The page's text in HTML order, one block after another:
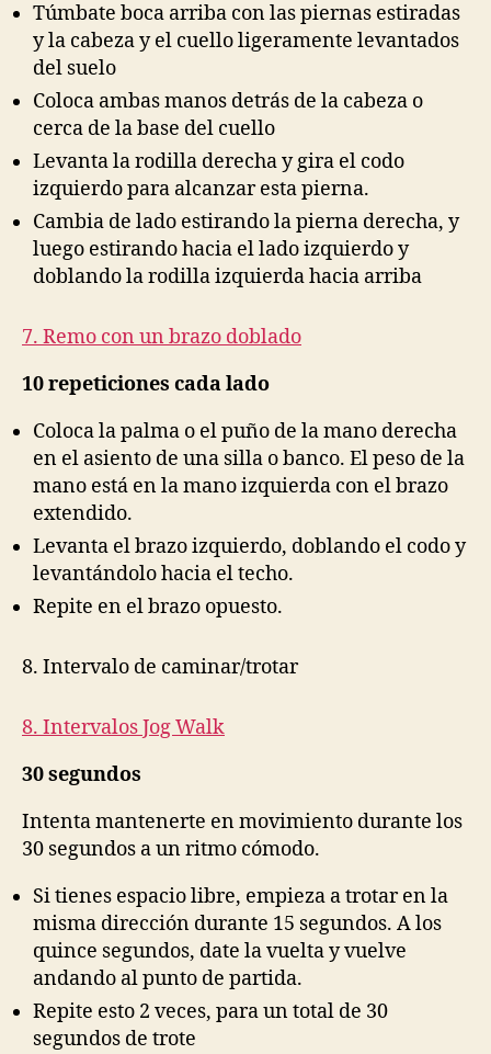
Túmbate boca arriba con las piernas estiradas
y la cabeza y el cuello ligeramente levantados
del suelo
Coloca ambas manos detrás de la cabeza o
cerca de la base del cuello
Levanta la rodilla derecha y gira el codo
izquierdo para alcanzar esta pierna.
Cambia de lado estirando la pierna derecha, y
luego estirando hacia el lado izquierdo y
doblando la rodilla izquierda hacia arriba
7. Remo con un brazo doblado
10 repeticiones cada lado
Coloca la palma o el puño de la mano derecha
en el asiento de una silla o banco. El peso de la
mano está en la mano izquierda con el brazo
extendido.
Levanta el brazo izquierdo, doblando el codo y
levantándolo hacia el techo.
Repite en el brazo opuesto.
8. Intervalo de caminar/trotar
8. Intervalos Jog Walk
30 segundos
Intenta mantenerte en movimiento durante los
30 segundos a un ritmo cómodo.
Si tienes espacio libre, empieza a trotar en la
misma dirección durante 15 segundos. A los
quince segundos, date la vuelta y vuelve
andando al punto de partida.
Repite esto 2 veces, para un total de 30
segundos de trote